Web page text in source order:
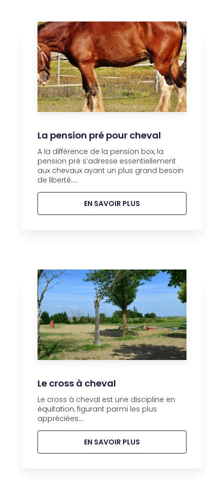
La pension pré pour cheval
A la différence de la pension box, la
pension pré s’adresse essentiellement
aux chevaux ayant un plus grand besoin
de liberté....
EN SAVOIR PLUS
Le cross à cheval
Le cross à cheval est une discipline en
équitation, figurant parmi les plus
appréciées....
EN SAVOIR PLUS